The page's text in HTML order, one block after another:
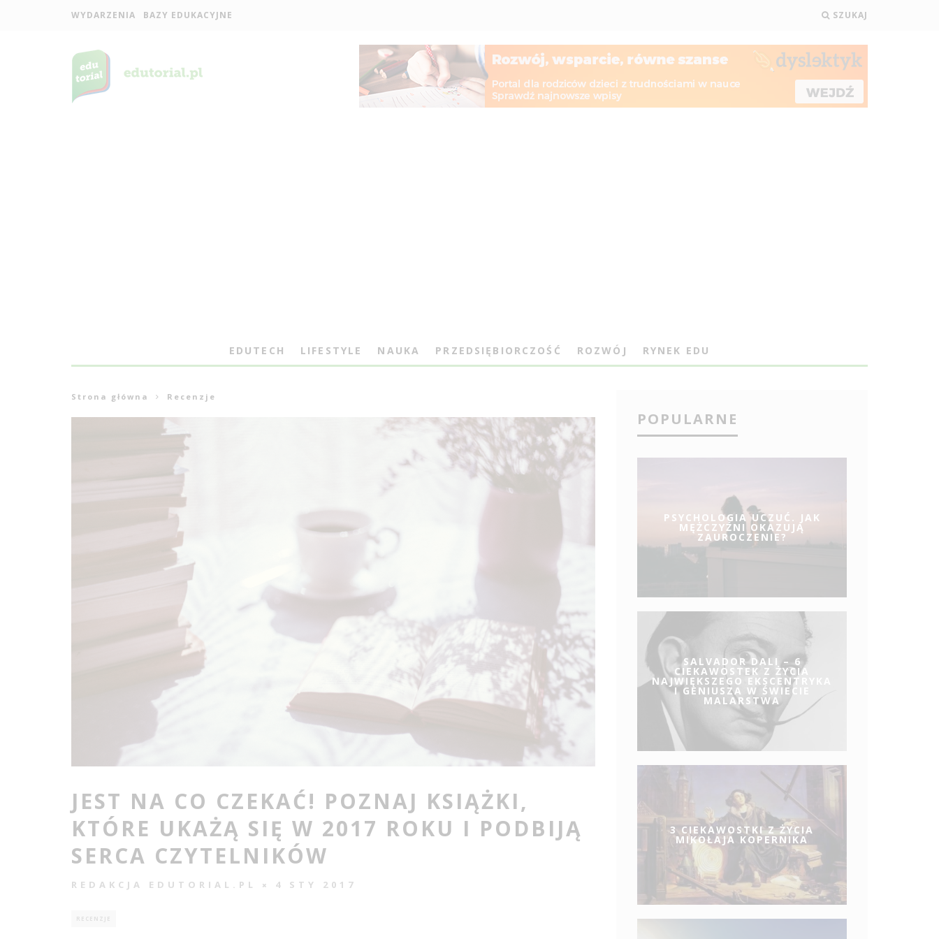
WYDARZENIA BAZY EDUKACYJNE SZUKAJ
EDUTECH LIFESTYLE NAUKA PRZEDSIĘBIORCZOŚĆ ROZWÓJ RYNEK EDU
Strona główna Recenzje
JEST NA CO CZEKAĆ! POZNAJ KSIĄŻKI,
KTÓRE UKAŻĄ SIĘ W 2017 ROKU I PODBIJĄ
SERCA CZYTELNIKÓW
REDAKCJA EDUTORIAL.PL 4 STY 2017
RECENZJE
POPULARNE
PSYCHOLOGIA UCZUĆ. JAK
MĘŻCZYŹNI OKAZUJĄ
ZAUROCZENIE?
SALVADOR DALI – 6
CIEKAWOSTEK Z ŻYCIA
NAJWIĘKSZEGO EKSCENTRYKA
I GENIUSZA W ŚWIECIE
MALARSTWA
3 CIEKAWOSTKI Z ŻYCIA
MIKOŁAJA KOPERNIKA